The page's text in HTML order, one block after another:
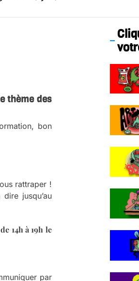
18 juillet (Vaulx-en-Velin)
thème des
bon
rattraper !
jusqu’au
14h à 19h le
par